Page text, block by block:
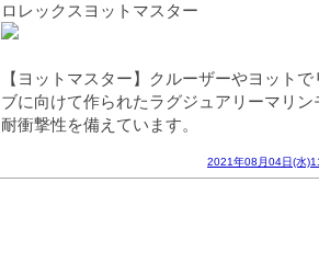
ロレックスヨットマスター
【ヨットマスター】クルーザーやヨット
ブに向けて作られたラグジュアリーマリ
耐衝撃性を備えています。
2021年08月04日(水